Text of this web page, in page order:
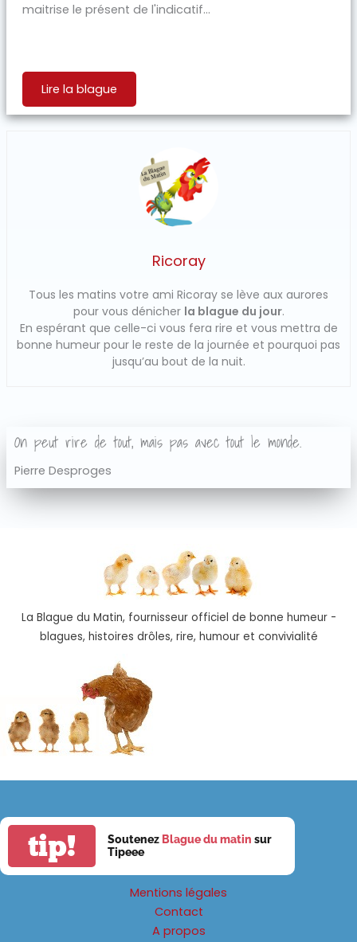
maitrise le présent de l'indicatif...
Lire la blague
Ricoray
Tous les matins votre ami Ricoray se lève aux aurores
pour vous dénicher la blague du jour.
En espérant que celle-ci vous fera rire et vous mettra de
bonne humeur pour le reste de la journée et pourquoi pas
jusqu’au bout de la nuit.
On peut rire de tout, mais pas avec tout le monde.
Pierre Desproges
La Blague du Matin, fournisseur officiel de bonne humeur -
blagues, histoires drôles, rire, humour et convivialité
tip! Soutenez Blague du matin sur
Tipeee
Mentions légales
Contact
A propos